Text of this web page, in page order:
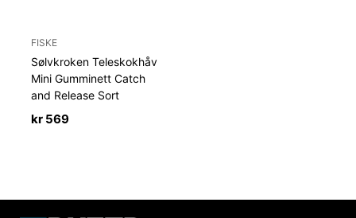
FISKE
Sølvkroken Teleskokhåv
Mini Gumminett Catch
and Release Sort
kr 569